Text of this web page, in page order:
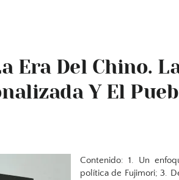
Era Del Chino.
Y El
Contenido: 1. Un
política de Fujimori; 3.